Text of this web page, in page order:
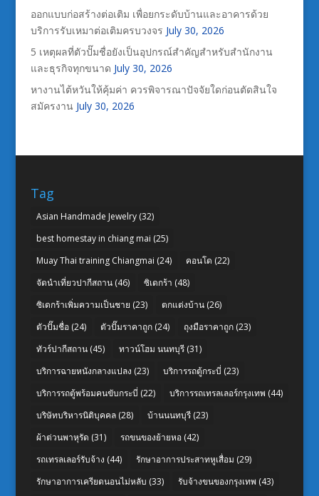
ออกแบบก่อสร้างต่อเติม เพื่อยกระดับบ้านและอาคารด้วย
บริการรับเหมาต่อเติมครบวงจร July 30, 2026
5 เหตุผลที่ตัวปั๊มชื่อยังเป็นอุปกรณ์สำคัญสำหรับสำนักงาน
และธุรกิจทุกขนาด July 30, 2026
หางานไต้หวันให้คุ้มค่า ควรพิจารณาปัจจัยใดก่อนตัดสินใจ
สมัครงาน July 30, 2026
Tag
Asian Handmade Jewelry(32)
best homestay in chiang mai (25)
Muay Thai training Chiangmai (24) คอนโด (22)
จัดนำเที่ยวปากีสถาน(46) ซิเดกร้า (48)
ซิเดกร้าเพิ่มความเป็นชาย (23) ตกแต่งบ้าน(26)
ตัวปั๊มชื่อ(24) ตัวปั๊มราคาถูก(24) ถุงมือราคาถูก(23)
ทัวร์ปากีสถาน(45) ทาวน์โฮม นนทบุรี(31)
บริการฉายหนังกลางแปลง (23) บริการรถตู้กระบี่ (23)
บริการรถตู้พร้อมคนขับกระบี่ (22) บริการรถเทรลเลอร์กรุงเทพ (44)
บริษัทบริหารนิติบุคคล(28) บ้านนนทบุรี(23)
ผ้าต่วนพาหุรัด (31) รถขนของย้ายหอ(42)
รถเทรลเลอร์รับจ้าง (44) รักษาอาการประสาทหูเสื่อม (29)
รักษาอาการเครียดนอนไม่หลับ (33) รับจ้างขนของกรุงเทพ (43)